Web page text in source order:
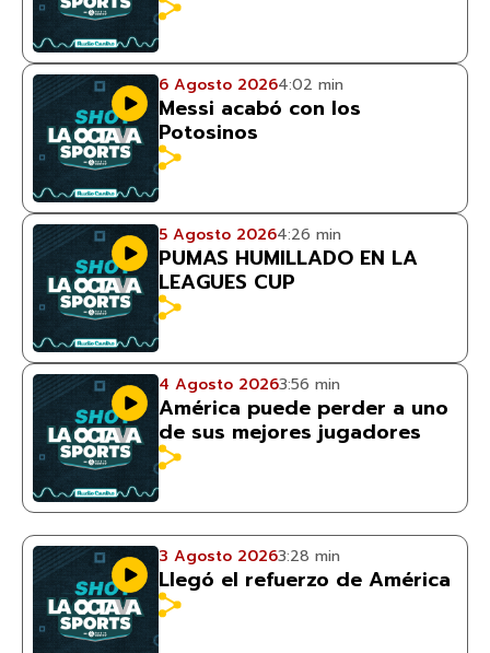
6 Agosto 20264:02 min
Messi acabó con los
Potosinos
5 Agosto 20264:26 min
PUMAS HUMILLADO EN LA
LEAGUES CUP
4 Agosto 20263:56 min
América puede perder a uno
de sus mejores jugadores
3 Agosto 20263:28 min
Llegó el refuerzo de América